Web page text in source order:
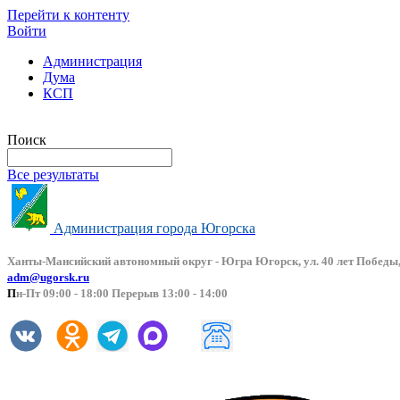
Перейти к контенту
Войти
Администрация
Дума
КСП
Поиск
Все результаты
Администрация города Югорска
Ханты-Мансийский автономный округ - Югра Югорск, ул. 40 лет
adm@ugorsk.ru
Пн-Пт 09:00 - 18:00 Перерыв 13:00 - 14:00